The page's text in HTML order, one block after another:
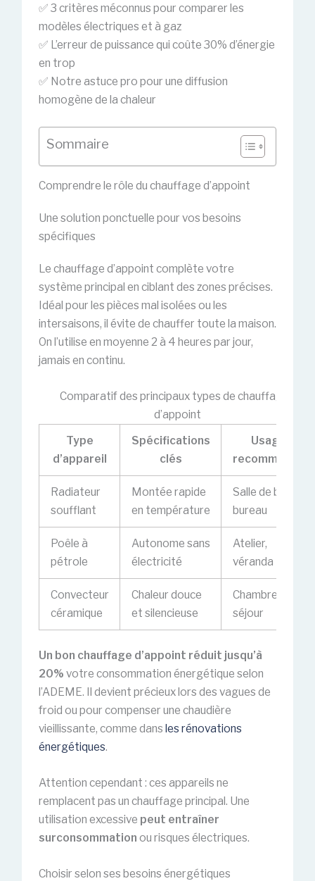
✅ 3 critères méconnus pour comparer les
modèles électriques et à gaz
✅ L’erreur de puissance qui coûte 30% d’énergie
en trop
✅ Notre astuce pro pour une diffusion
homogène de la chaleur
Sommaire
Comprendre le rôle du chauffage d’appoint
Une solution ponctuelle pour vos besoins
spécifiques
Le chauffage d’appoint complète votre
système principal en ciblant des zones précises.
Idéal pour les pièces mal isolées ou les
intersaisons, il évite de chauffer toute la maison.
On l’utilise en moyenne 2 à 4 heures par jour,
jamais en continu.
Comparatif des principaux types de chauffages
d’appoint
Type
d’appareil
Spécifications
clés
Usage
recommandé
Radiateur
soufflant
Montée rapide
en température
Salle de bain,
bureau
Poêle à
pétrole
Autonome sans
électricité
Atelier,
véranda
Convecteur
céramique
Chaleur douce
et silencieuse
Chambre,
séjour
Un bon chauffage d’appoint réduit jusqu’à
20% votre consommation énergétique selon
l’ADEME. Il devient précieux lors des vagues de
froid ou pour compenser une chaudière
vieillissante, comme dans les rénovations
énergétiques.
Attention cependant : ces appareils ne
remplacent pas un chauffage principal. Une
utilisation excessive peut entraîner
surconsommation ou risques électriques.
Choisir selon ses besoins énergétiques